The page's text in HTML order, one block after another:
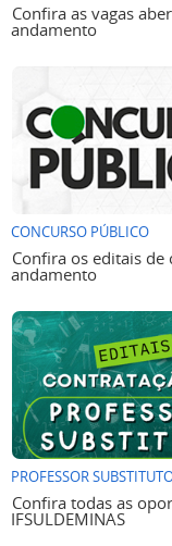
Confira as vagas
andamento
CONCURSO PÚBLICO
Confira os editais de
andamento
PROFESSOR
Confira todas as
IFSULDEMINAS